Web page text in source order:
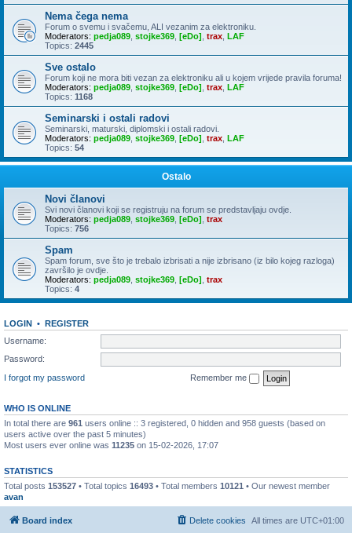
Nema čega nema
Forum o svemu i svačemu, ALI vezanim za elektroniku.
Moderators: pedja089 stojke369 [eDo] trax LAF
Topics: 2445
Sve ostalo
Forum koji ne mora biti vezan za elektroniku ali u kojem vrijede pravila foruma!
Moderators: pedja089 stojke369 [eDo] trax LAF
Topics: 1168
Seminarski i ostali radovi
Seminarski, maturski, diplomski i ostali radovi.
Moderators: pedja089 stojke369 [eDo] trax LAF
Topics: 54
Ostalo
Novi članovi
Svi novi članovi koji se registruju na forum se predstavljaju ovdje.
Moderators: pedja089 stojke369 [eDo] trax
Topics: 756
Spam
Spam forum, sve što je trebalo izbrisati a nije izbrisano (iz bilo kojeg razloga)
završilo je ovdje.
Moderators: pedja089 stojke369 [eDo] trax
Topics: 4
LOGIN • REGISTER
Username:
Password:
I forgot my password
Remember me
WHO IS ONLINE
In total there are 961 users online :: 3 registered, 0 hidden and 958 guests (based on
users active over the past 5 minutes)
Most users ever online was 11235 on 15-02-2026, 17:07
STATISTICS
Total posts 153527 • Total topics 16493 • Total members 10121 • Our newest member
avan
Board index All times are UTC+01:00
Delete cookies